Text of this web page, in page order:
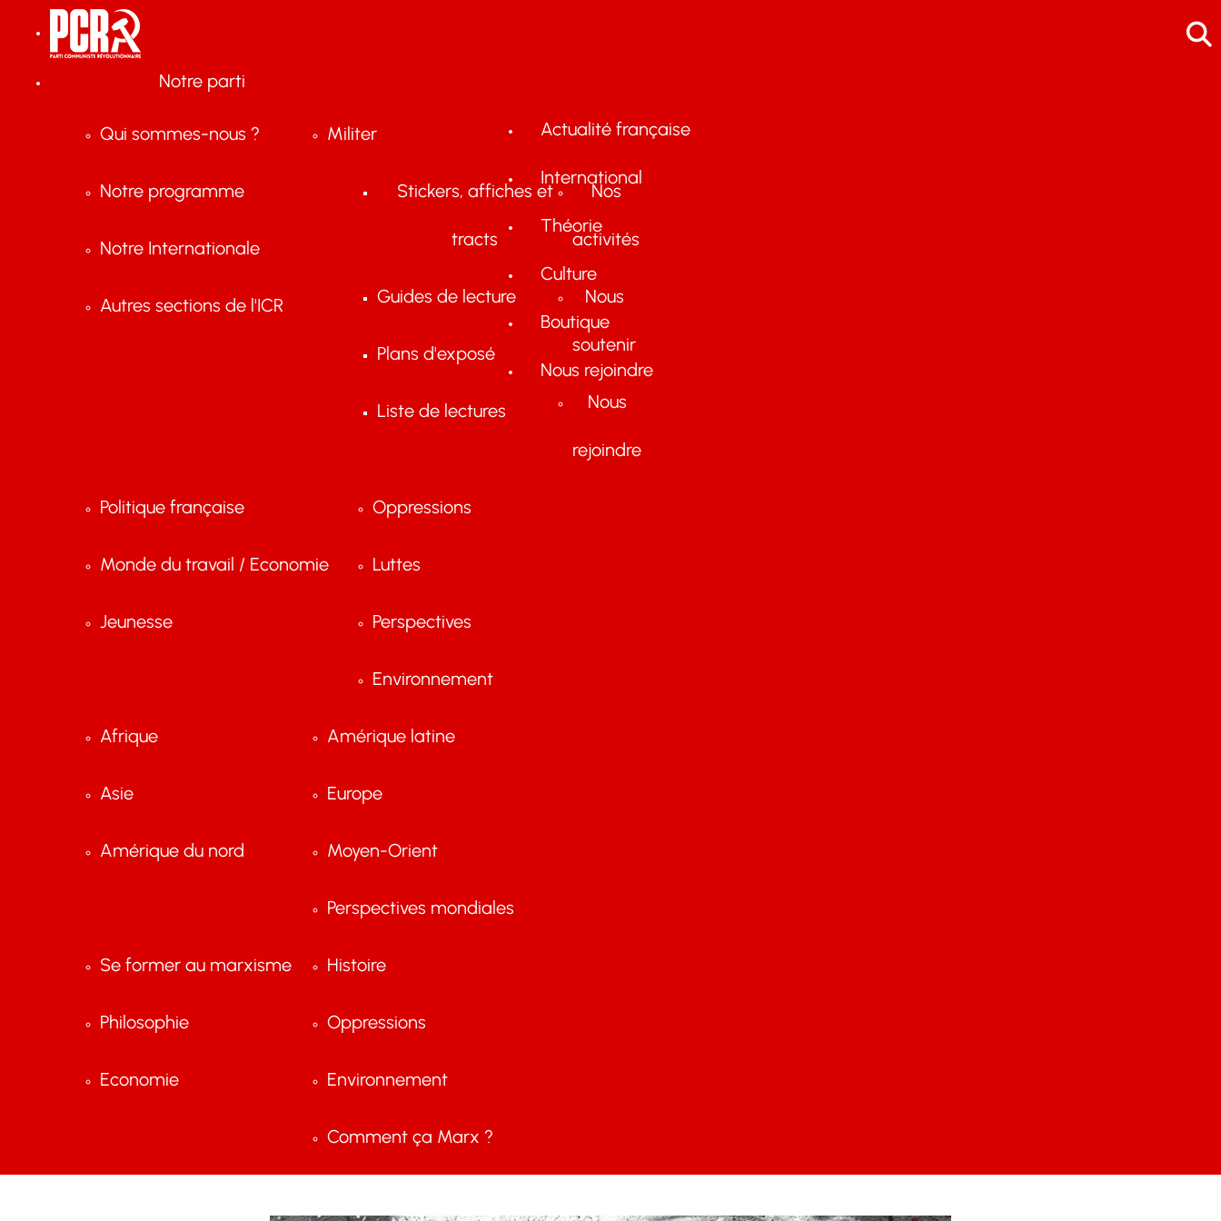
Notre parti
Qui sommes-nous ?
Notre programme
Notre Internationale
Autres sections de l'ICR
Militer
Stickers, affiches et
tracts
Guides de lecture
Plans d'exposé
Liste de lectures
Nos
activités
Nous
soutenir
Nous
rejoindre
Actualité française
Politique française
Monde du travail / Economie
Jeunesse
Oppressions
Luttes
Perspectives
Environnement
International
Afrique
Asie
Amérique du nord
Amérique latine
Europe
Moyen-Orient
Perspectives mondiales
Théorie
Se former au marxisme
Philosophie
Economie
Histoire
Oppressions
Environnement
Comment ça Marx ?
Culture
Boutique
Nous rejoindre